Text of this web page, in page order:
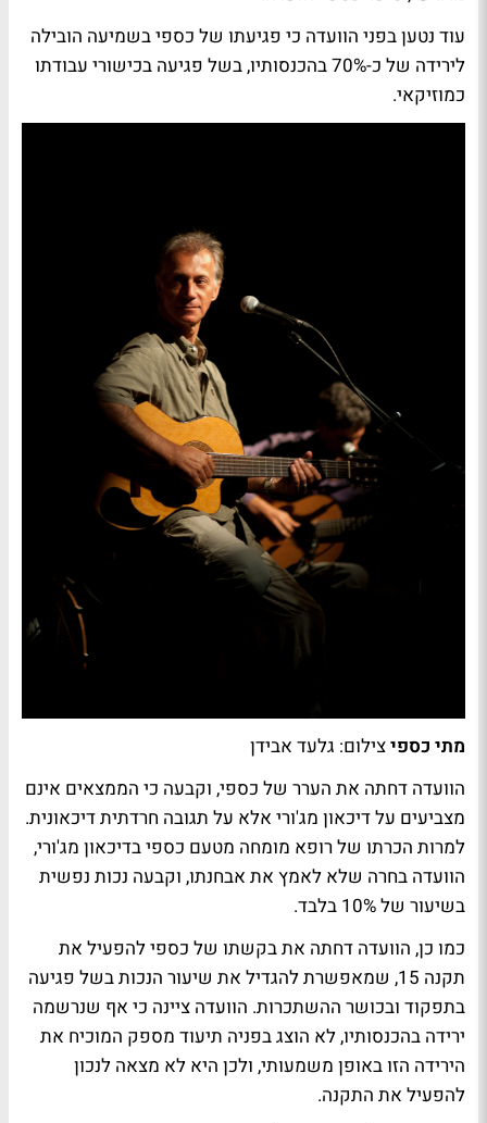
עוד נטען בפני הוועדה כי פגיעתו של כספי בשמיעה הובילה
לירידה של כ-70% בהכנסותיו, בשל פגיעה בכישורי עבודתו
כמוזיקאי.
מתי כספיצילום: גלעד אבידן
הוועדה דחתה את הערר של כספי, וקבעה כי הממצאים אינם
מצביעים על דיכאון מג'ורי אלא על תגובה חרדתית דיכאונית.
למרות הכרתו של רופא מומחה מטעם כספי בדיכאון מג'ורי,
הוועדה בחרה שלא לאמץ את אבחנתו, וקבעה נכות נפשית
בשיעור של 10% בלבד.
כמו כן, הוועדה דחתה את בקשתו של כספי להפעיל את
תקנה 15, שמאפשרת להגדיל את שיעור הנכות בשל פגיעה
בתפקוד ובכושר ההשתכרות. הוועדה ציינה כי אף שנרשמה
ירידה בהכנסותיו, לא הוצג בפניה תיעוד מספק המוכיח את
הירידה הזו באופן משמעותי, ולכן היא לא מצאה לנכון
להפעיל את התקנה.